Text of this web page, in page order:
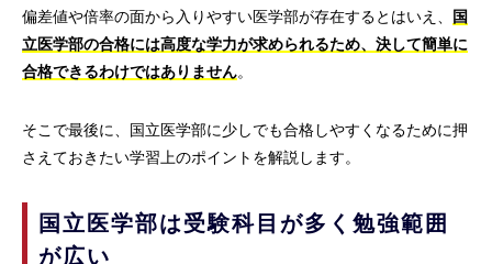
偏差値や倍率の面から入りやすい医学部が存在するとはいえ、 国
立医学部の合格には高度な学力が求められるため、決して簡単に
合格できるわけではありません。
そこで最後に、国立医学部に少しでも合格しやすくなるために押
さえておきたい学習上のポイントを解説します。
国立医学部は受験科目が多く勉強範囲
が広い